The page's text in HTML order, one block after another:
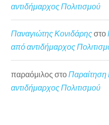
αντιδήμαρχος Πολιτισμού
Παναγιώτης Κονιδάρηςστο
από αντιδήμαρχος
παραόμιλος στο Παραίτηση
αντιδήμαρχος Πολιτισμού